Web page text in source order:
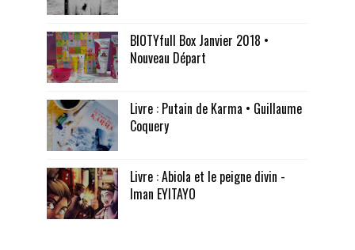
BIOTYfull Box Janvier 2018 •
Nouveau Départ
Livre : Putain de Karma • Guillaume
Coquery
Livre : Abiola et le peigne divin -
Iman EYITAYO